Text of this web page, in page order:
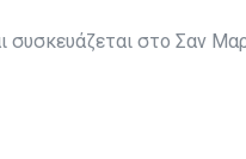
συσκευάζεται στο Σαν